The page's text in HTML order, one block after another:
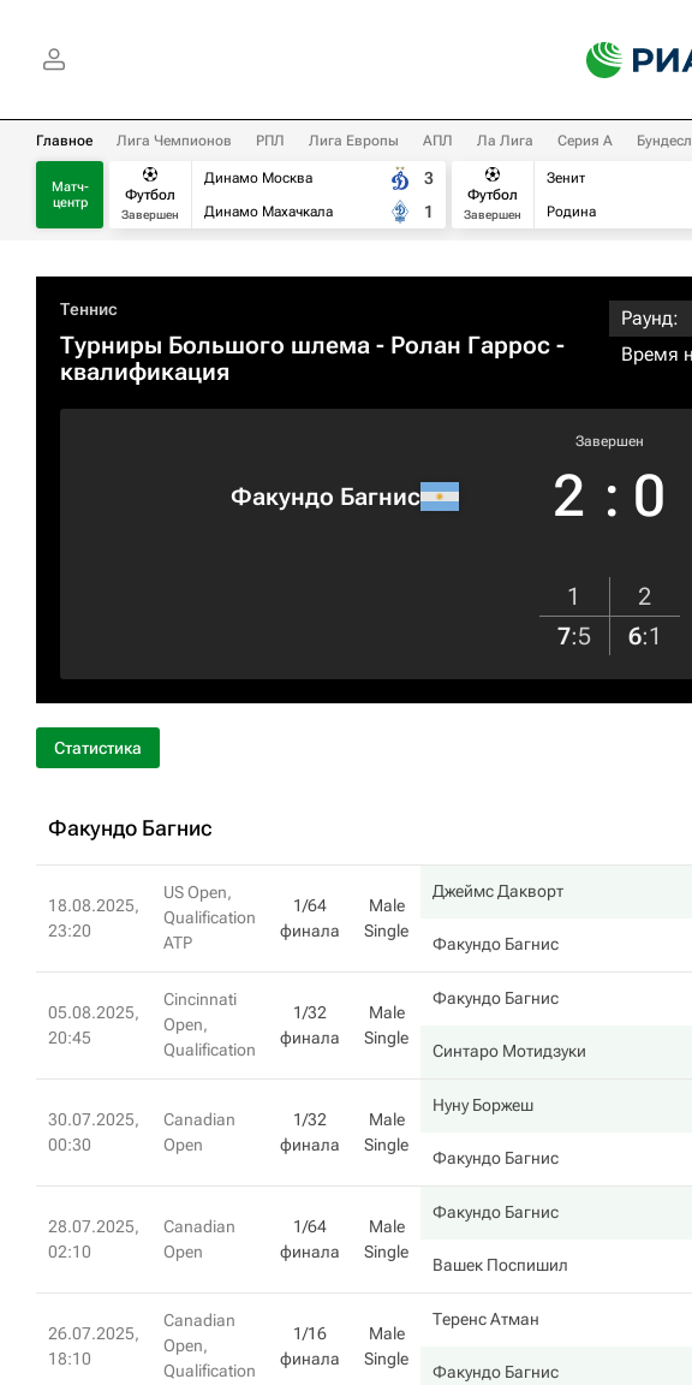
Главное Лига Чемпионов РПЛ Лига Европы АПЛ Ла Лига Серия А
Матч-
центр
Футбол
Завершен
Динамо Москва
Динамо Махачкала
3
1
Футбол
Завершен
Зенит
Родина
Теннис
Турниры Большого шлема - Ролан Гаррос -
квалификация
Раунд:
Время
Факундо Багнис
Завершен
2 : 0
1
2
7:5 6:1
Статистика
Факундо Багнис
18.08.2025,
23:20
US Open,
Qualification
ATP
1/64
финала
Male
Single
Джеймс Дакворт
Факундо Багнис
05.08.2025,
20:45
Cincinnati
Open,
Qualification
1/32
финала
Male
Single
Факундо Багнис
Синтаро Мотидзуки
30.07.2025,
00:30
Canadian
Open
1/32
финала
Male
Single
Нуну Боржеш
Факундо Багнис
28.07.2025,
02:10
Canadian
Open
1/64
финала
Male
Single
Факундо Багнис
Вашек Поспишил
26.07.2025,
18:10
Canadian
Open,
Qualification
1/16
финала
Male
Single
Теренс Атман
Факундо Багнис